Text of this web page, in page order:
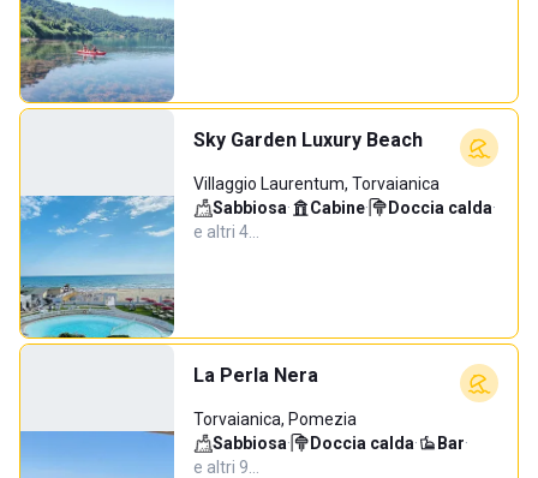
Sky Garden Luxury Beach
Villaggio Laurentum, Torvaianica
Sabbiosa· Cabine· Doccia calda·
e altri 4…
La Perla Nera
Torvaianica, Pomezia
Sabbiosa· Doccia calda· Bar·
e altri 9…